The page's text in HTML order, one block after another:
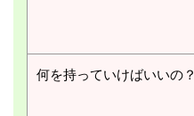
何を持っていけばいいの？